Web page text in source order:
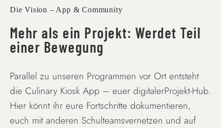
Die Vision – App & Community
Mehr als ein Projekt: Werdet Teil
einer Bewegung
Parallel zu unseren Programmen vor Ort entsteht
die Culinary Kiosk App – euer digitalerProjekt-Hub.
Hier könnt ihr eure Fortschritte dokumentieren,
euch mit anderen Schulteamsvernetzen und auf